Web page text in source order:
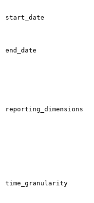
start_date
end_date
reporting_dimensions
time_granularity